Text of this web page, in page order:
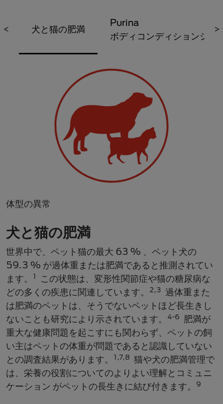
< >
犬と猫の肥満
Purina
ボディコンディションシス
体型の異常
犬と猫の肥満
世界中で、ペット猫の最大 63 % 、ペット犬の
59.3 % が過体重または肥満であると推測されてい
ます。
1
この状態は、変形性関節症や猫の糖尿病な
どの多くの疾患に関連しています。
2,3
過体重また
は肥満のペットは、そうでないペットほど長生きし
ないことも研究により示されています。
4-6
肥満が
重大な健康問題を起こすにも関わらず、ペットの飼
い主はペットの体重が問題であると認識していない
との調査結果があります。
1,7,8 猫や犬の肥満管理で
は、栄養の役割についてのよりよい理解とコミュニ
ケーション がペットの長生きに結び付きます。
9